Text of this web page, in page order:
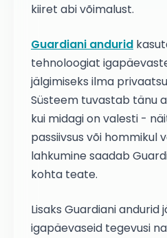
kiiret abi võimalust.
Guardiani andurid
tehnoloogiat
jälgimiseks ilma
Süsteem tuvastab tänu
kui midagi on valesti -
passiivsus või hommikul
lahkumine saadab
kohta teate.
Lisaks Guardiani andurid
igapäevaseid tegevusi